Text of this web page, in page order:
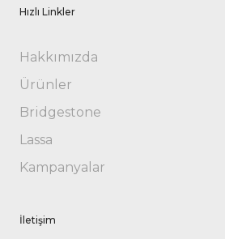
Hızlı Linkler
Hakkımızda
Ürünler
Bridgestone
Lassa
Kampanyalar
İletişim